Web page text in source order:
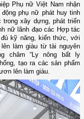
Phụ nữ Việt Nam nhận
phụ nữ phát huy tinh
xây dựng, phát triển
nữ lãnh đạo các Hợp tác
kỹ năng, kiến thức, với
làm giàu từ tài nguyên
châm “Ly nông bất ly
tạo ra các sản phẩm
lên làm giàu.